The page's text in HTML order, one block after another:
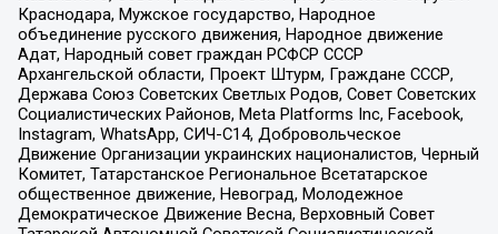
Краснодара, Мужское государство, Народное
объединение русского движения, Народное движение
Адат, Народный совет граждан РСФСР СССР
Архангельской области, Проект Штурм, Граждане СССР,
Держава Союз Советских Светлых Родов, Совет Советских
Социалистических Районов, Meta Platforms Inc, Facebook,
Instagram, WhatsApp, СИЧ-С14, Добровольческое
Движение Организации украинских националистов, Черный
Комитет, Татарстанское Региональное Всетатарское
общественное движение, Невоград, Молодежное
Демократическое Движение Весна, Верховный Совет